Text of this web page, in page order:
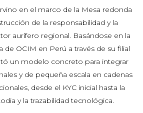
en el marco de la Mesa redonda
de la responsabilidad y la
aurífero regional. Basándose en la
de OCIM en Perú a través de su filial
un modelo concreto para integrar
y de pequeña escala en cadenas
desde el KYC inicial hasta la
y la trazabilidad tecnológica.